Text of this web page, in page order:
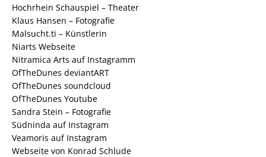
Hochrhein Schauspiel – Theater
Klaus Hansen – Fotografie
Malsucht.ti – Künstlerin
Niarts Webseite
Nitramica Arts auf Instagramm
OfTheDunes deviantART
OfTheDunes soundcloud
OfTheDunes Youtube
Sandra Stein – Fotografie
Südninda auf Instagram
Veamoris auf Instagram
Webseite von Konrad Schlude